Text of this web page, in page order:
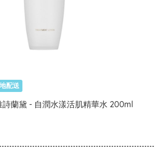
配送
詩蘭黛 - 自潤水漾活肌精華水 200ml